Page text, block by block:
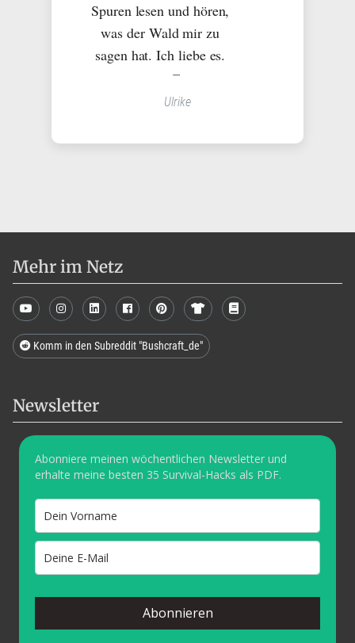
Spuren lesen und hören,
was der Wald mir zu
sagen hat. Ich liebe es.
Ulrike
Mehr im Netz
Komm in den Subreddit "Bushcraft_de"
Newsletter
Abonniere meinen wöchentlichen Newsletter und
erhalte meine besten 35 Survival-Hacks als PDF.
Abonnieren